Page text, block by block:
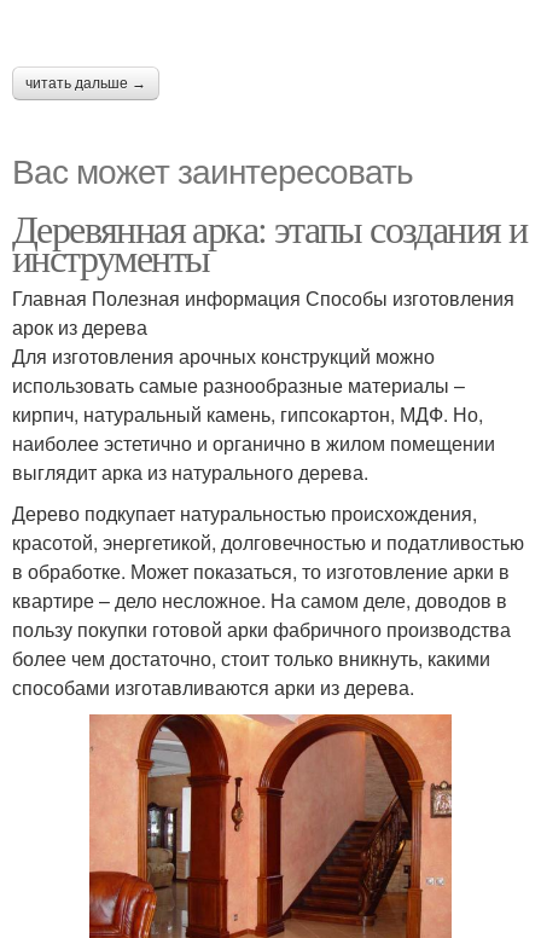
читать дальше →
Вас может заинтересовать
Деревянная арка: этапы создания и
инструменты
Главная Полезная информация Способы изготовления
арок из дерева
Для изготовления арочных конструкций можно
использовать самые разнообразные материалы –
кирпич, натуральный камень, гипсокартон, МДФ. Но,
наиболее эстетично и органично в жилом помещении
выглядит арка из натурального дерева.
Дерево подкупает натуральностью происхождения,
красотой, энергетикой, долговечностью и податливостью
в обработке. Может показаться, то изготовление арки в
квартире – дело несложное. На самом деле, доводов в
пользу покупки готовой арки фабричного производства
более чем достаточно, стоит только вникнуть, какими
способами изготавливаются арки из дерева.